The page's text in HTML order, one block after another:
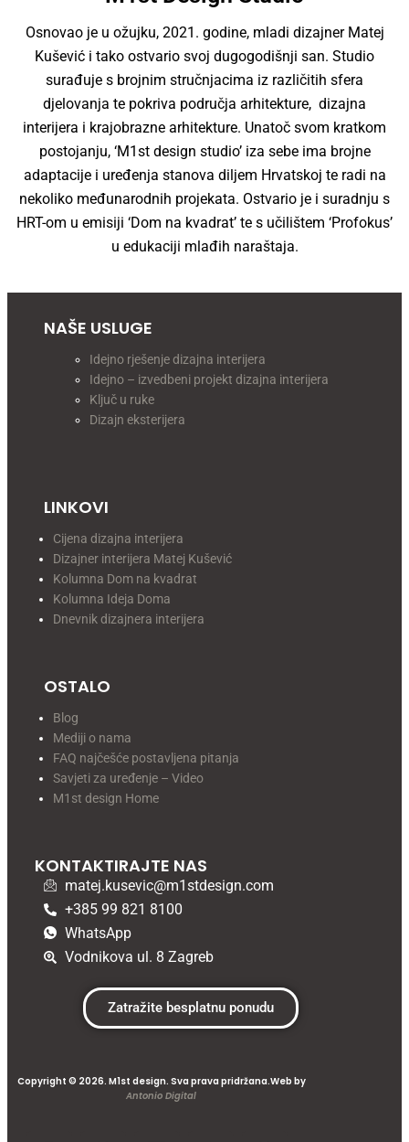
Osnovao je u ožujku, 2021. godine, mladi dizajner Matej
Kušević i tako ostvario svoj dugogodišnji san. Studio
surađuje s brojnim stručnjacima iz različitih sfera
djelovanja te pokriva područja arhitekture, dizajna
interijera i krajobrazne arhitekture. Unatoč svom kratkom
postojanju, ‘M1st design studio’ iza sebe ima brojne
adaptacije i uređenja stanova diljem Hrvatskoj te radi na
nekoliko međunarodnih projekata. Ostvario je i suradnju s
HRT-om u emisiji ‘Dom na kvadrat’ te s učilištem ‘Profokus’
u edukaciji mlađih naraštaja.
NAŠE USLUGE
Idejno rješenje dizajna interijera
Idejno – izvedbeni projekt dizajna interijera
Ključ u ruke
Dizajn eksterijera
LINKOVI
Cijena dizajna interijera
Dizajner interijera Matej Kušević
Kolumna Dom na kvadrat
Kolumna Ideja Doma
Dnevnik dizajnera interijera
OSTALO
Blog
Mediji o nama
FAQ najčešće postavljena pitanja
Savjeti za uređenje – Video
M1st design Home
KONTAKTIRAJTE NAS
matej.kusevic@m1stdesign.com
+385 99 821 8100
WhatsApp
Vodnikova ul. 8 Zagreb
Zatražite besplatnu ponudu
Copyright © 2026. M1st design. Sva prava pridržana.Web by
Antonio Digital